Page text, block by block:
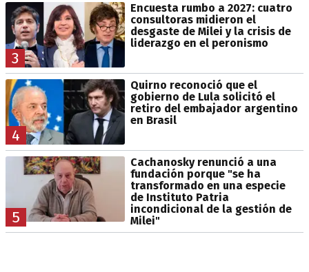
3
Encuesta rumbo a 2027: cuatro
consultoras midieron el
desgaste de Milei y la crisis de
liderazgo en el peronismo
4
Quirno reconoció que el
gobierno de Lula solicitó el
retiro del embajador argentino
en Brasil
5
Cachanosky renunció a una
fundación porque "se ha
transformado en una especie
de Instituto Patria
incondicional de la gestión de
Milei"